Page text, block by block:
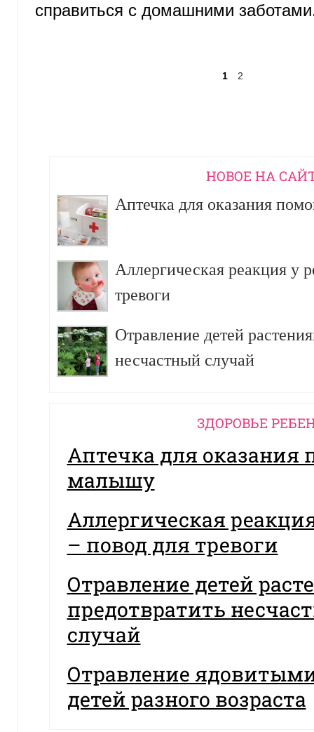
справиться с домашними
1 2
НОВОЕ НА
Аптечка для оказания
Аллергическая реакция у
тревоги
Отравление детей
несчастный случай
ЗДОРОВЬЕ
Аптечка для
малышу
Аллергическая
– повод для тревоги
Отравление детей
предотвратить
случай
Отравление
детей разного возраста